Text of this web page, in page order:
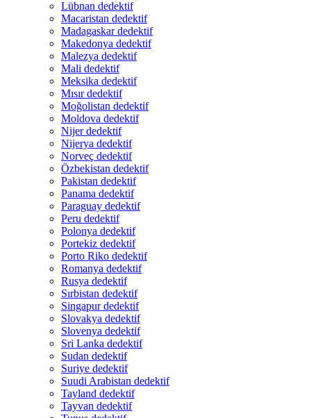
Lübnan dedektif
Macaristan dedektif
Madagaskar dedektif
Makedonya dedektif
Malezya dedektif
Mali dedektif
Meksika dedektif
Mısır dedektif
Moğolistan dedektif
Moldova dedektif
Nijer dedektif
Nijerya dedektif
Norveç dedektif
Özbekistan dedektif
Pakistan dedektif
Panama dedektif
Paraguay dedektif
Peru dedektif
Polonya dedektif
Portekiz dedektif
Porto Riko dedektif
Romanya dedektif
Rusya dedektif
Sırbistan dedektif
Singapur dedektif
Slovakya dedektif
Slovenya dedektif
Sri Lanka dedektif
Sudan dedektif
Suriye dedektif
Suudi Arabistan dedektif
Tayland dedektif
Tayvan dedektif